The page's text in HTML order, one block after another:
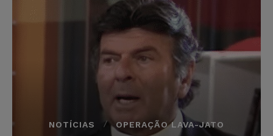
NOTÍCIAS OPERAÇÃO LAVA-JATO